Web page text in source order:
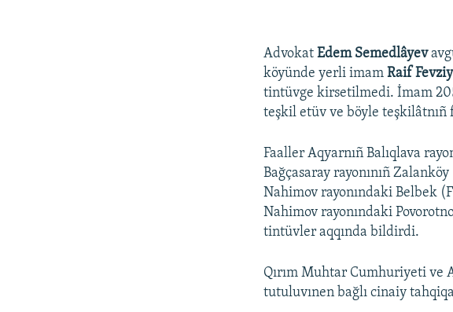
AdvokatEdem Semedlâyev
köyünde yerli imamRaif
tintüvge kirsetilmedi. İmam
teşkil etüv ve böyle
Faaller Aqyarnıñ Balıqlava
Bağçasaray rayonınıñ
Nahimov rayonındaki Belbek
Nahimov rayonındaki
tintüvler aqqında bildirdi.
Qırım Muhtar Cumhuriyeti ve
tutuluvınen bağlı cinaiy